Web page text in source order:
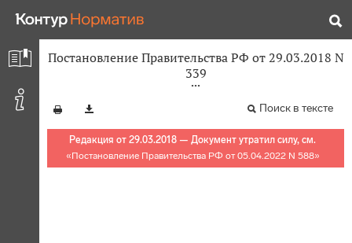
Постановление Правительства РФ от 29.03.2018 N
339
Поиск в тексте
Редакция от 29.03.2018 — Документ утратил силу, см.
«Постановление Правительства РФ от 05.04.2022 N 588»